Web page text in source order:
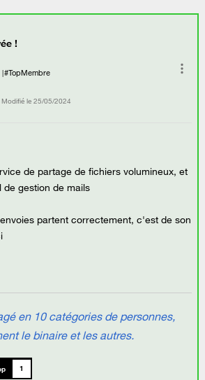
#TopMembre
Modifié le 25/05/2024
de partage de fichiers volumineux, et
gestion de mails
partent correctement, c'est de son
en 10 catégories de personnes,
le binaire et les autres.
1